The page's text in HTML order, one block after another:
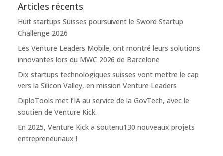
Articles récents
Huit startups Suisses poursuivent le Sword Startup
Challenge 2026
Les Venture Leaders Mobile, ont montré leurs solutions
innovantes lors du MWC 2026 de Barcelone
Dix startups technologiques suisses vont mettre le cap
vers la Silicon Valley, en mission Venture Leaders
DiploTools met l’IA au service de la GovTech, avec le
soutien de Venture Kick.
En 2025, Venture Kick a soutenu130 nouveaux projets
entrepreneuriaux !